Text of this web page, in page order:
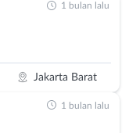
Jakarta Barat
1 bulan lalu
1 bulan lalu